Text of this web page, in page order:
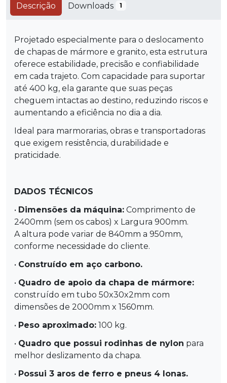
Descrição Downloads 1
Projetado especialmente para o deslocamento
de chapas de mármore e granito, esta estrutura
oferece estabilidade, precisão e confiabilidade
em cada trajeto. Com capacidade para suportar
até 400 kg, ela garante que suas peças
cheguem intactas ao destino, reduzindo riscos e
aumentando a eficiência no dia a dia.
Ideal para marmorarias, obras e transportadoras
que exigem resistência, durabilidade e
praticidade.
DADOS TÉCNICOS
• Dimensões da máquina: Comprimento de
2400mm (sem os cabos) x Largura 900mm.
A altura pode variar de 840mm a 950mm,
conforme necessidade do cliente.
• Construído em aço carbono.
• Quadro de apoio da chapa de mármore:
construído em tubo 50x30x2mm com
dimensões de 2000mm x 1560mm.
• Peso aproximado: 100 kg.
• Quadro que possui rodinhas de nylon para
melhor deslizamento da chapa.
• Possui 3 aros de ferro e pneus 4 lonas.